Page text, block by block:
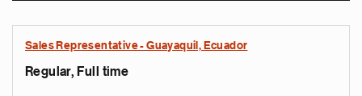
Sales Representative - Guayaquil, Ecuador
Regular, Full time